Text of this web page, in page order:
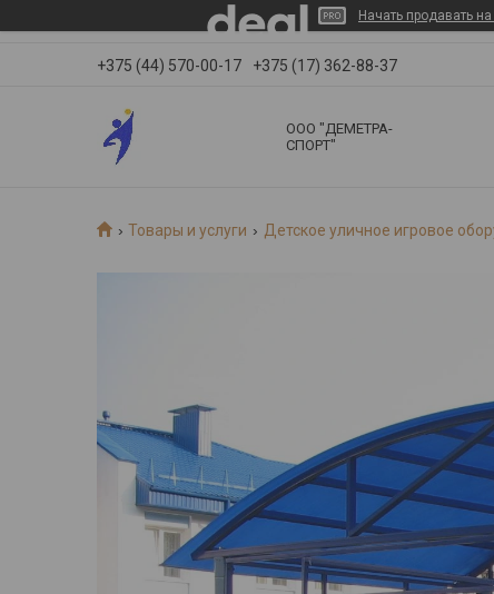
Начать продавать
+375 (44) 570-00-17 +375 (17) 362-88-37
ООО "ДЕМЕТРА-
СПОРТ"
Товары и услуги Детское уличное игровое